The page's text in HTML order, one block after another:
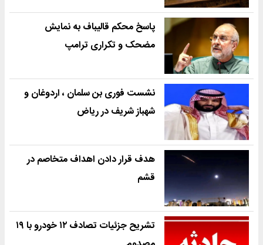
پاسخ محکم قالیباف به نمایش
مضحک و تکراری ترامپ
نشست فوری بن سلمان ، اردوغان و
شهباز شریف در ریاض
هدف قرار دادن اهداف متخاصم در
قشم
تشریح جزئیات تصادف ۱۲ خودرو با ۱۹